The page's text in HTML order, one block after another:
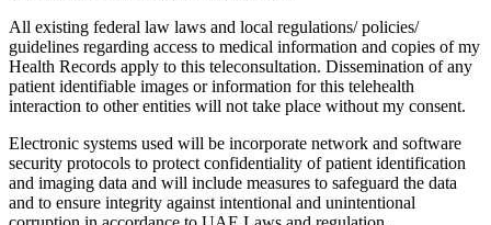
All existing federal law laws and local regulations/ policies/
guidelines regarding access to medical information and copies of my
Health Records apply to this teleconsultation. Dissemination of any
patient identifiable images or information for this telehealth
interaction to other entities will not take place without my consent.
Electronic systems used will be incorporate network and software
security protocols to protect confidentiality of patient identification
and imaging data and will include measures to safeguard the data
and to ensure integrity against intentional and unintentional